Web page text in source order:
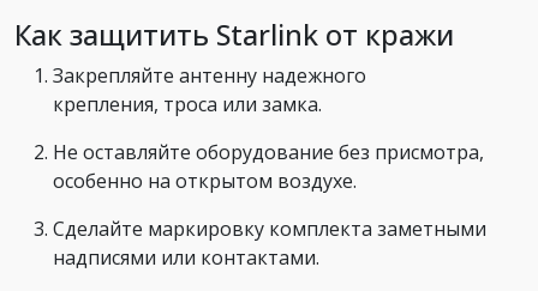
Как защитить Starlink от кражи
Закрепляйте антенну надежного
крепления, троса или замка.
Не оставляйте оборудование без присмотра,
особенно на открытом воздухе.
Сделайте маркировку комплекта заметными
надписями или контактами.